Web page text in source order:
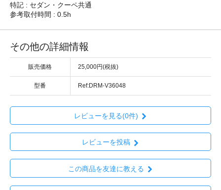
特記 : セダン・クーペ共通
参考取付時間 : 0.5h
その他の詳細情報
販売価格 25,000円(税抜)
型番 Ref:DRM-V36048
レビューを見る(0件)
レビューを投稿
この商品を友達に教える